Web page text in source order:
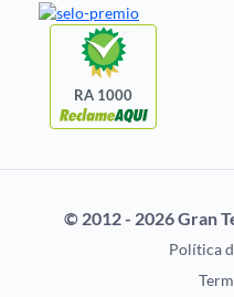
Questões de Concurso
CONCURSOS POR
RA 1000
© 2012 - 2026 Gran
Política